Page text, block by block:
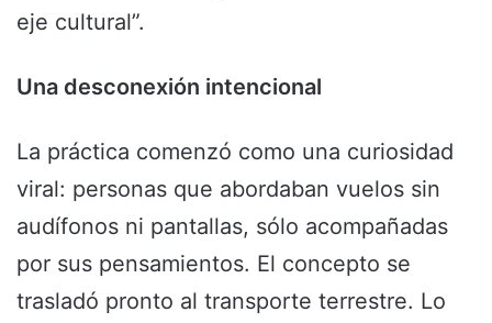
eje cultural”.
Una desconexión intencional
La práctica comenzó como una curiosidad
viral: personas que abordaban vuelos sin
audífonos ni pantallas, sólo acompañadas
por sus pensamientos. El concepto se
trasladó pronto al transporte terrestre. Lo